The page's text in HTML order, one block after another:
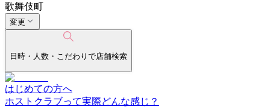
歌舞伎町
変更
日時・人数・こだわりで店舗検索
はじめての方へ
ホストクラブって実際どんな感じ？